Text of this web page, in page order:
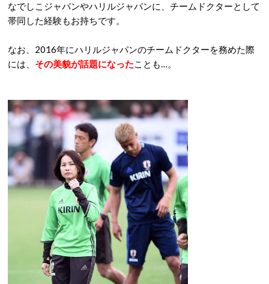
なでしこジャパンやハリルジャパンに、チームドクターとして
帯同した経験もお持ちです。
なお、2016年にハリルジャパンのチームドクターを務めた際
には、 その美貌が話題になったことも…。